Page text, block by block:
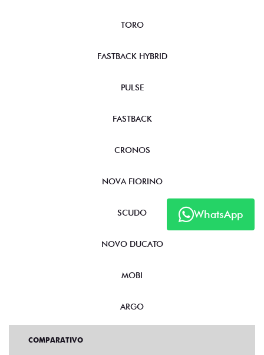
WhatsApp
TORO
FASTBACK HYBRID
PULSE
FASTBACK
CRONOS
NOVA FIORINO
SCUDO
NOVO DUCATO
MOBI
ARGO
COMPARATIVO